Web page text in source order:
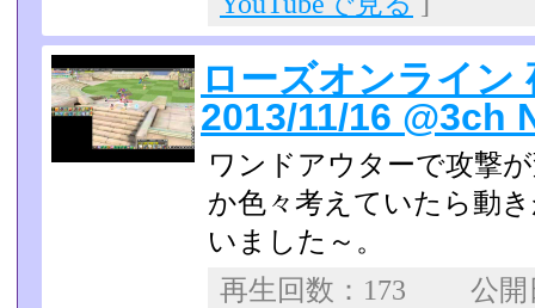
ローズオンライン
2013/11/16
ワンドアウターで攻撃
か色々考えていたら動
いました～。
再生回数：173 公